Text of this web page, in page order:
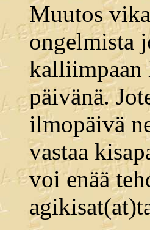
Muutos
ongelmista
kalliimpaan
päivänä.
ilmopäivä
vastaa
voi enää